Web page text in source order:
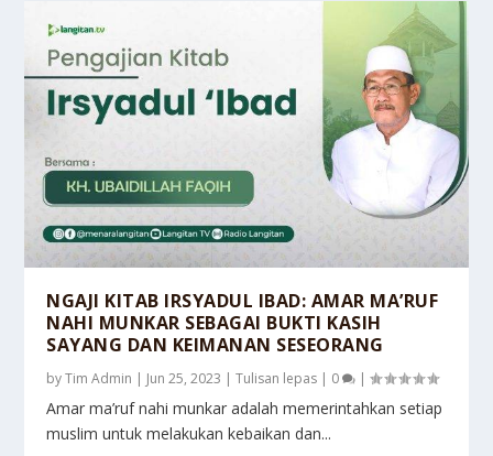
NGAJI KITAB IRSYADUL IBAD: AMAR MA’RUF
NAHI MUNKAR SEBAGAI BUKTI KASIH
SAYANG DAN KEIMANAN SESEORANG
byTim Admin | Jun 25, 2023 |Tulisan lepas | 0 |
Amar ma’ruf nahi munkar adalah memerintahkan setiap
muslim untuk melakukan kebaikan dan...